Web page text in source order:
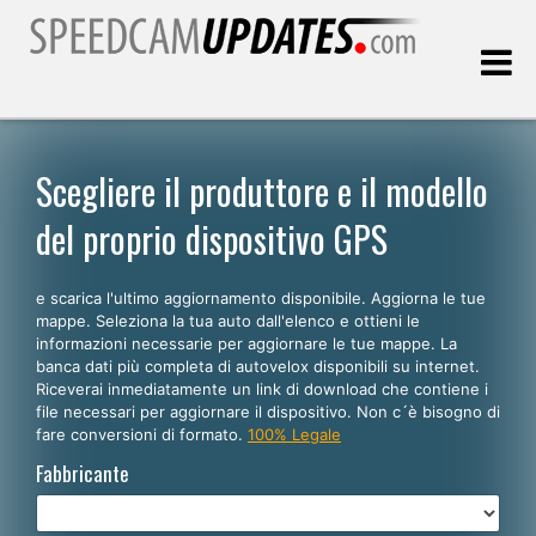
Clienti
SCEGLI LA LINGUA
Italiano
English
Español
Português
Scegliere il produttore e il modello
del proprio dispositivo GPS
e scarica l'ultimo aggiornamento disponibile. Aggiorna le tue
mappe. Seleziona la tua auto dall'elenco e ottieni le
informazioni necessarie per aggiornare le tue mappe. La
banca dati più completa di autovelox disponibili su internet.
Riceverai inmediatamente un link di download che contiene i
file necessari per aggiornare il dispositivo. Non c´è bisogno di
fare conversioni di formato. 100% Legale
Fabbricante